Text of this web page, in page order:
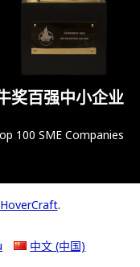
奖百强中小企业
100 SME Companies
HoverCraft.
中文 (中国)